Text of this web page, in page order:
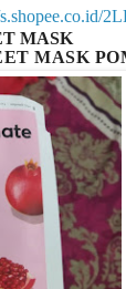
MASK
MASK